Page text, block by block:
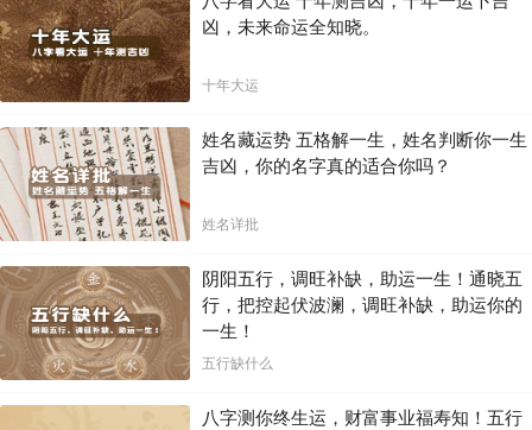
凶，未来命运全知晓。
十年大运
姓名藏运势 五格解一生，姓名判断你一生
吉凶，你的名字真的适合你吗？
姓名详批
阴阳五行，调旺补缺，助运一生！通晓五
行，把控起伏波澜，调旺补缺，助运你的
一生！
五行缺什么
八字测你终生运，财富事业福寿知！五行